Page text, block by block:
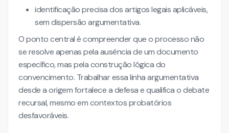
identificação precisa dos artigos legais aplicáveis,
sem dispersão argumentativa.
O ponto central é compreender que o processo não
se resolve apenas pela ausência de um documento
específico, mas pela construção lógica do
convencimento. Trabalhar essa linha argumentativa
desde a origem fortalece a defesa e qualifica o debate
recursal, mesmo em contextos probatórios
desfavoráveis.